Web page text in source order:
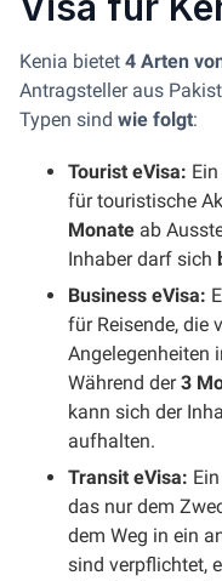
Kenia bietet 4 Arten
Antragsteller aus
Typen sind wie folgt:
Tourist eVisa:
für touristische
Monate ab
Inhaber darf sich
Business eVisa:
für Reisende, die
Angelegenheiten
Während der3
kann sich der
aufhalten.
Transit eVisa:
das nur dem
dem Weg in ein
sind verpflichtet,